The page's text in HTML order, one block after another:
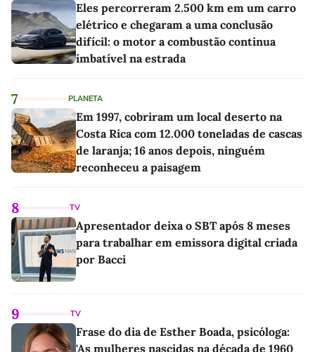
Eles percorreram 2.500 km em um carro
elétrico e chegaram a uma conclusão
difícil: o motor a combustão continua
imbatível na estrada
7 PLANETA
Em 1997, cobriram um local deserto na
Costa Rica com 12.000 toneladas de cascas
de laranja; 16 anos depois, ninguém
reconheceu a paisagem
8 TV
Apresentador deixa o SBT após 8 meses
para trabalhar em emissora digital criada
por Bacci
9 TV
Frase do dia de Esther Boada, psicóloga:
'As mulheres nascidas na década de 1960